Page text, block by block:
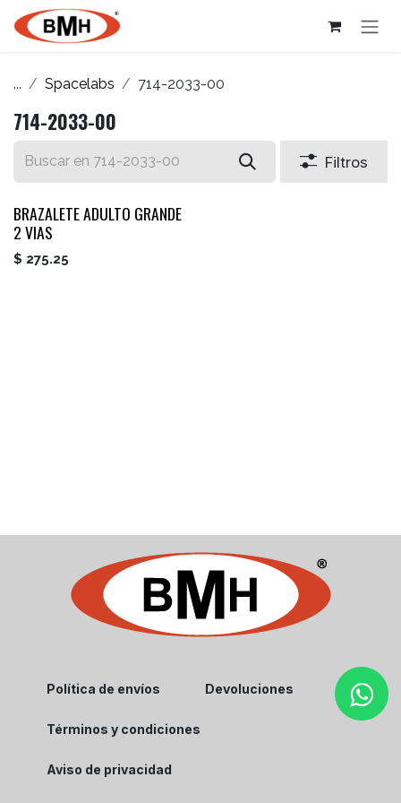
Ir al contenido
... Spacelabs 714-2033-00
714-2033-00
Filtros
BRAZALETE ADULTO GRANDE
2 VIAS
$ 275.25
Política de envíos Devoluciones
Términos y condiciones
Aviso de privacidad